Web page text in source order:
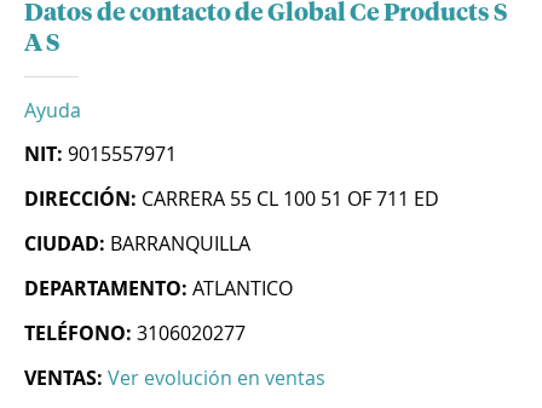
Datos de contacto de Global Ce Products S
A S
Ayuda
NIT: 9015557971
DIRECCIÓN: CARRERA 55 CL 100 51 OF 711 ED
CIUDAD: BARRANQUILLA
DEPARTAMENTO: ATLANTICO
TELÉFONO: 3106020277
VENTAS: Ver evolución en ventas